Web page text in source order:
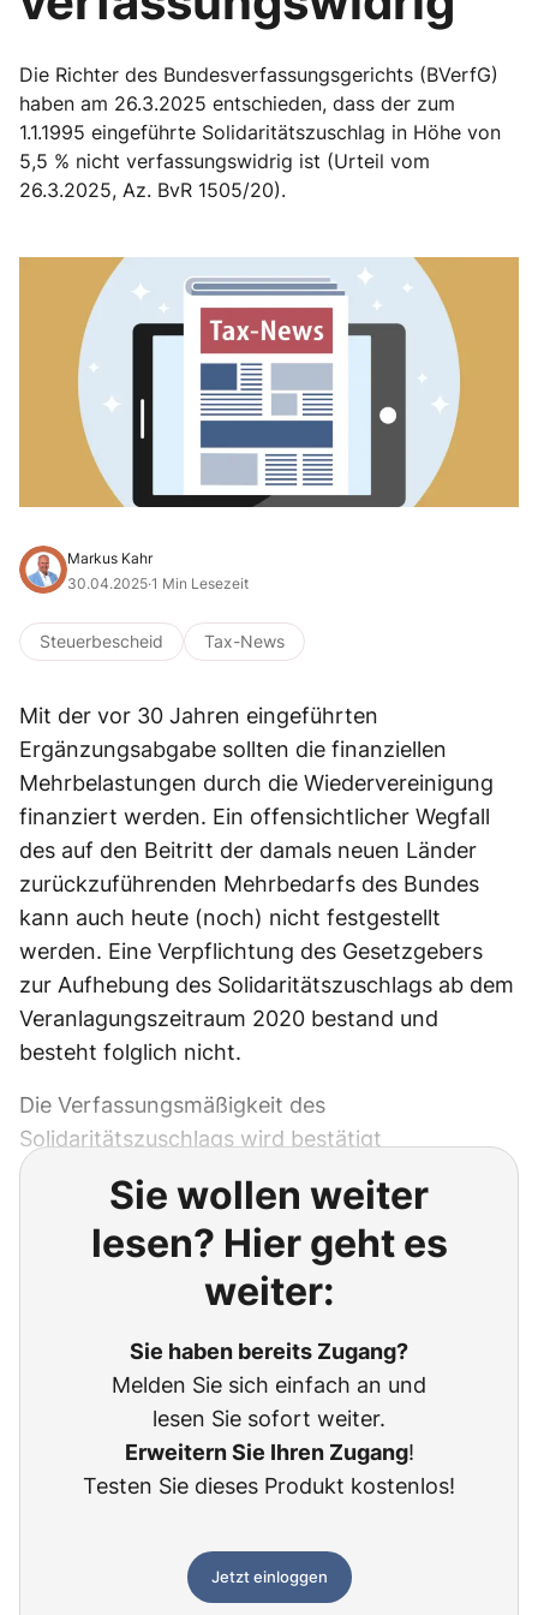
Die Richter des Bundesverfassungsgerichts (BVerfG)
haben am 26.3.2025 entschieden, dass der zum
1.1.1995 eingeführte Solidaritätszuschlag in Höhe von
5,5 % nicht verfassungswidrig ist (Urteil vom
26.3.2025, Az. BvR 1505/20).
Markus Kahr
30.04.2025·1 Min Lesezeit
Steuerbescheid Tax-News
Mit der vor 30 Jahren eingeführten
Ergänzungsabgabe sollten die finanziellen
Mehrbelastungen durch die Wiedervereinigung
finanziert werden. Ein offensichtlicher Wegfall
des auf den Beitritt der damals neuen Länder
zurückzuführenden Mehrbedarfs des Bundes
kann auch heute (noch) nicht festgestellt
werden. Eine Verpflichtung des Gesetzgebers
zur Aufhebung des Solidaritätszuschlags ab dem
Veranlagungszeitraum 2020 bestand und
besteht folglich nicht.
Die Verfassungsmäßigkeit des
Solidaritätszuschlags wird bestätigt
Sie wollen weiter
lesen? Hier geht es
weiter:
Sie haben bereits Zugang?
Melden Sie sich einfach an und
lesen Sie sofort weiter.
Erweitern Sie Ihren Zugang!
Testen Sie dieses Produkt kostenlos!
Jetzt einloggen